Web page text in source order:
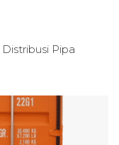
Distribusi Pipa